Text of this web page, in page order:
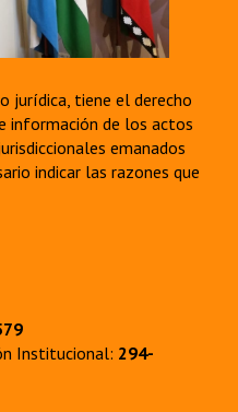
jurídica, tiene el derecho
información de los actos
emanados
indicar las razones que
Institucional: 294-